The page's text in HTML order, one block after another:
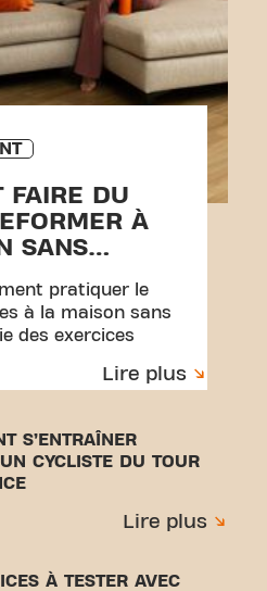
FAIRE DU
À
SANS
pratiquer le
à la maison sans
des exercices
pour débuter.
Lire plus
S’ENTRAÎNER
CYCLISTE DU TOUR
Lire plus
À TESTER AVEC